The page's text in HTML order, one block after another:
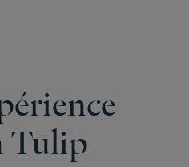
Tulip